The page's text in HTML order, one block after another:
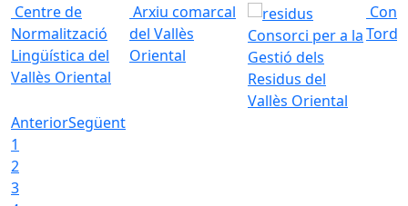
Centre de
Normalització
Lingüística del
Vallès Oriental
Arxiu comarcal
del Vallès
Oriental
Consorci per a la
Gestió dels
Residus del
Vallès Oriental
AnteriorSegüent
1
2
3